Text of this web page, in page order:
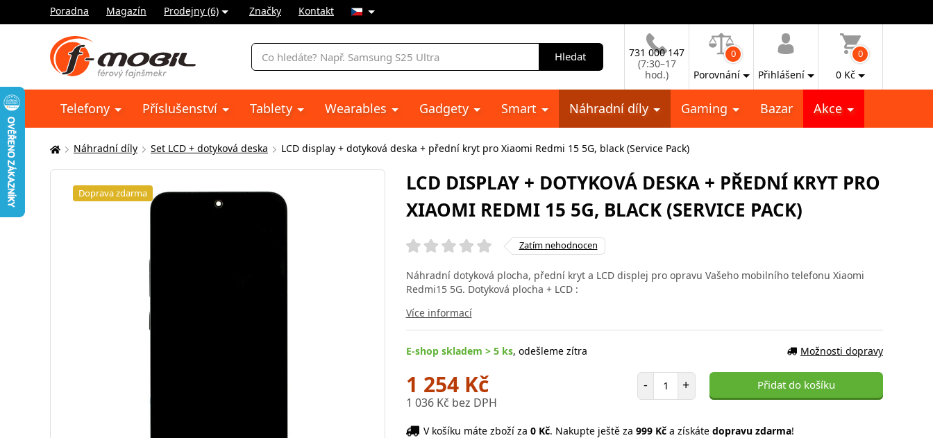
Poradna Magazín Prodejny (6) Značky Kontakt
Vyhledávání
Hledat
731 000 147
(7:30–17
hod.)
0
Porovnání Přihlášení
0
0 Kč
Telefony Příslušenství Tablety Wearables Gadgety Smart Náhradní díly Gaming Bazar Akce
Zde
se
Náhradní díly Set LCD + dotyková deska LCD display + dotyková deska + přední kryt pro Xiaomi Redmi 15 5G, black (Service Pack)
Doprava zdarma
LCD DISPLAY + DOTYKOVÁ DESKA + PŘEDNÍ KRYT PRO
XIAOMI REDMI 15 5G, BLACK (SERVICE PACK)
Zatím nehodnocen
Náhradní dotyková plocha, přední kryt a LCD displej pro opravu Vašeho mobilního telefonu Xiaomi
Redmi15 5G. Dotyková plocha + LCD :
Více informací
E-shop skladem > 5 ks, odešleme zítra Možnosti dopravy
1 254 Kč
1 036 Kč bez DPH
- Počet položek
+ Přidat do košíku
V košíku máte zboží za 0 Kč. Nakupte ještě za 999 Kča získáte dopravu zdarma!